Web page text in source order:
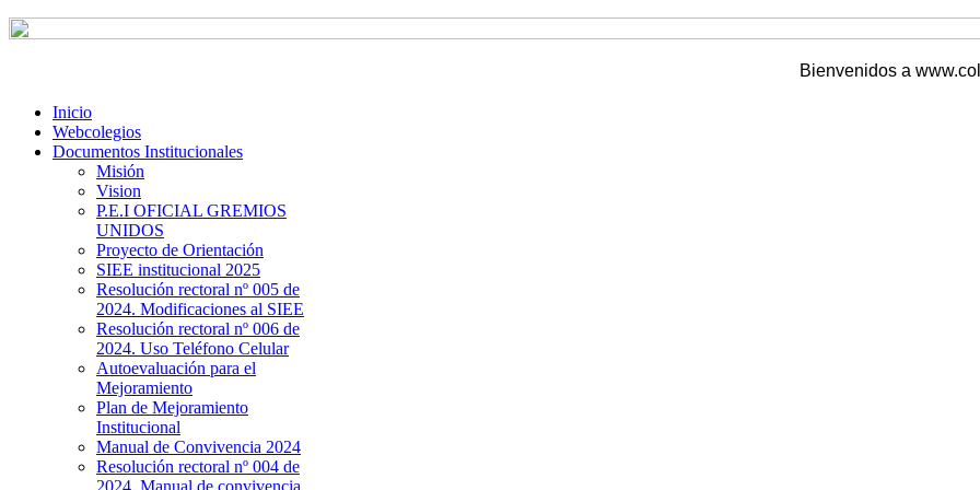
Bienvenidos a
Inicio
Webcolegios
Documentos Institucionales
Misión
Vision
P.E.I OFICIAL GREMIOS
UNIDOS
Proyecto de Orientación
SIEE institucional 2025
Resolución rectoral nº 005 de
2024. Modificaciones al SIEE
Resolución rectoral nº 006 de
2024. Uso Teléfono Celular
Autoevaluación para el
Mejoramiento
Plan de Mejoramiento
Institucional
Manual de Convivencia 2024
Resolución rectoral nº 004 de
2024. Manual de convivencia